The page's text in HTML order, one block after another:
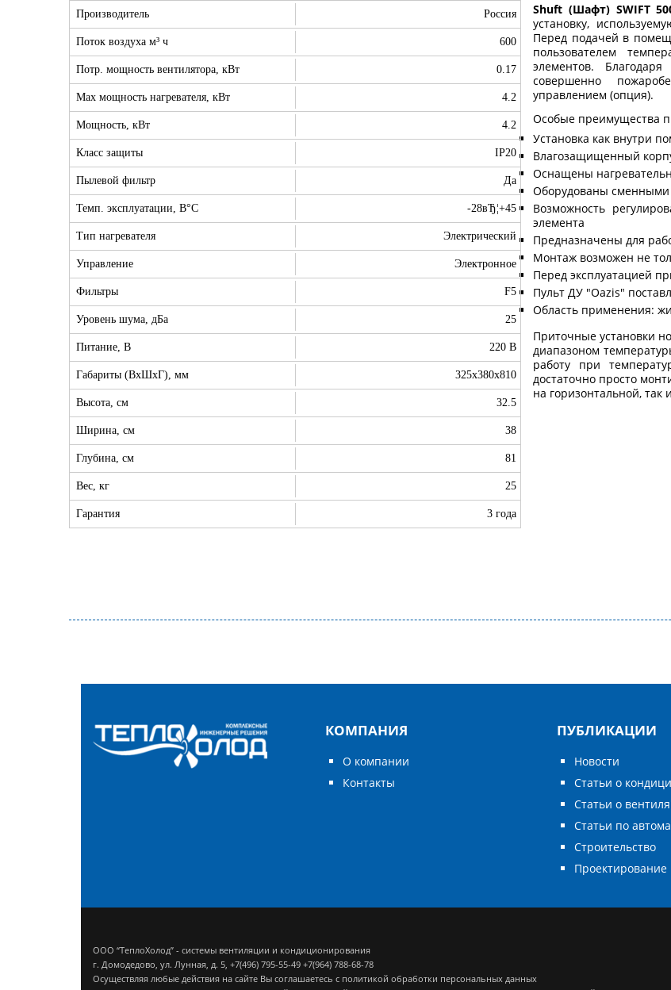
Производитель Россия
Поток воздуха м³ ч 600
Потр. мощность вентилятора, кВт 0.17
Max мощность нагревателя, кВт 4.2
Мощность, кВт 4.2
Класс защиты IP20
Пылевой фильтр Да
Темп. эксплуатации, В°С -28вЂ¦+45
Тип нагревателя Электрический
Управление Электронное
Фильтры F5
Уровень шума, дБа 25
Питание, В 220 В
Габариты (ВхШхГ), мм 325х380х810
Высота, см 32.5
Ширина, см 38
Глубина, см 81
Вес, кг 25
Гарантия 3 года
Shuft (Шафт) SWIFT
установку,
Перед подачей в
пользователем
элементов.
совершенно
управлением (опция).
Особые преимущества
Установка как внутри
Влагозащищенный
Оснащены
Оборудованы
Возможность
элемента
Предназначены для
Монтаж возможен не
Перед эксплуатацией
Пульт ДУ "Oazis"
Область применения:
Приточные установки
диапазоном
работу при
достаточно просто
на горизонтальной, так
КОМПАНИЯ
О компании
Контакты
ПУБЛИКАЦИИ
Новости
Статьи о
Статьи о
Статьи по
Строительство
Проектирование
ООО “ТеплоХолод” - системы вентиляции и кондиционирования
г. Домодедово, ул. Лунная, д. 5, +7(496) 795-55-49 +7(964) 788-68-78
Осуществляя любые действия на сайте Вы соглашаетесь с политикой обработки персональных данных